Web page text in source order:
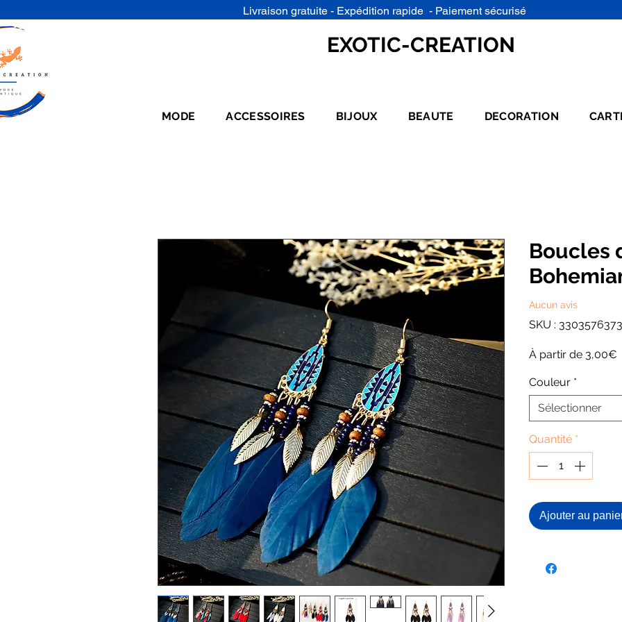
Livraison gratuite - Expédition rapide - Paiement sécurisé
EXOTIC-CREATION
MODE ACCESSOIRES BIJOUX BEAUTE DECORATION
Boucles
Aucun avis
SKU :
À partir de 3,00€
Couleur *
Sélectionner
Quantité *
Ajouter au